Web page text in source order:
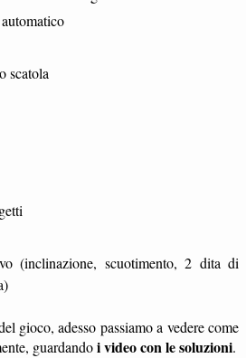
scatola
(inclinazione, scuotimento, 2 dita di
gioco, adesso passiamo a vedere come
guardandoi video con le soluzioni.